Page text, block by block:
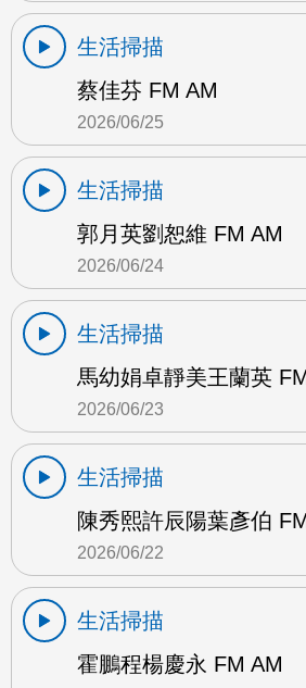
生活掃描
蔡佳芬 FM AM
2026/06/25
生活掃描
郭月英劉恕維 FM AM
2026/06/24
生活掃描
馬幼娟卓靜美王蘭英
2026/06/23
生活掃描
陳秀熙許辰陽葉彥伯
2026/06/22
生活掃描
霍鵬程楊慶永 FM AM